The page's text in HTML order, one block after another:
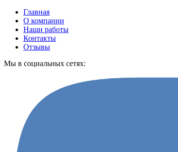
Главная
О компании
Наши работы
Контакты
Отзывы
Мы в социальных сетях: